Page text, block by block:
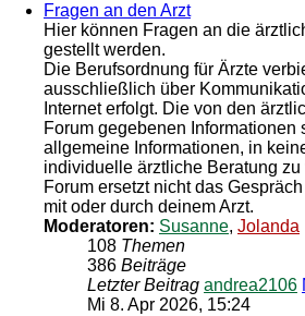
Fragen an den Arzt
Hier können Fragen an die
gestellt werden.
Die Berufsordnung für Ärzte
ausschließlich über
Internet erfolgt. Die von den
Forum gegebenen Informationen
allgemeine Informationen, in
individuelle ärztliche Beratung
Forum ersetzt nicht das
mit oder durch deinem Arzt.
Moderatoren: Susanne, Jolanda
108 Themen
386 Beiträge
Letzter Beitrag andrea2106
Mi 8. Apr 2026, 15:24